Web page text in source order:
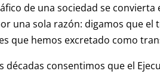
de una sociedad se
una sola razón: digamos que el
que hemos excretado como
décadas consentimos que el